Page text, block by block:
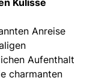
Kulisse
Anreise
Aufenthalt
charmanten